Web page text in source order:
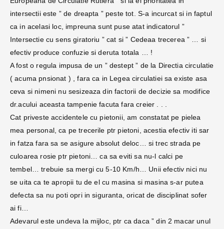
intersectii este ” de dreapta ” peste tot. S-a incurcat si in faptul
ca in acelasi loc, impreuna sunt puse atat indicatorul ”
Intersectie cu sens giratoriu ” cat si ” Cedeaa trecerea ” … si
efectiv produce confuzie si deruta totala … !
A fost o regula impusa de un ” destept ” de la Directia circulatie
( acuma pnsionat ) , fara ca in Legea circulatiei sa existe asa
ceva si nimeni nu sesizeaza din factorii de decizie sa modifice
dr.acului aceasta tampenie facuta fara creier . . .
Cat priveste accidentele cu pietonii, am constatat pe pielea
mea personal, ca pe trecerile ptr pietoni, acestia efectiv iti sar
in fatza fara sa se asigure absolut deloc… si trec strada pe
culoarea rosie ptr pietoni… ca sa eviti sa nu-l calci pe
tembel… trebuie sa mergi cu 5-10 Km/h… Unii efectiv nici nu
se uita ca te apropii tu de el cu masina si masina s-ar putea
defecta sa nu poti opri in siguranta, oricat de disciplinat sofer
ai fi…
Adevarul este undeva la mijloc, ptr ca daca ” din 2 macar unul